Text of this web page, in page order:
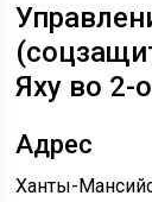
Яху во 2-
Адрес
Ханты-